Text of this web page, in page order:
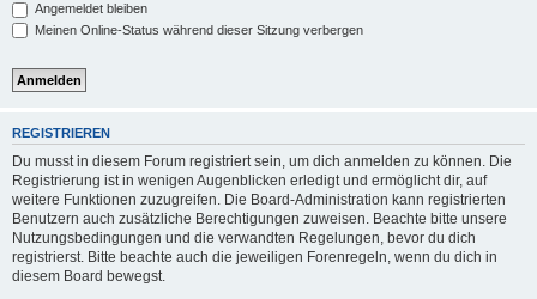
Angemeldet bleiben
Meinen Online-Status während dieser Sitzung verbergen
REGISTRIEREN
Du musst in diesem Forum registriert sein, um dich anmelden zu können. Die
Registrierung ist in wenigen Augenblicken erledigt und ermöglicht dir, auf
weitere Funktionen zuzugreifen. Die Board-Administration kann registrierten
Benutzern auch zusätzliche Berechtigungen zuweisen. Beachte bitte unsere
Nutzungsbedingungen und die verwandten Regelungen, bevor du dich
registrierst. Bitte beachte auch die jeweiligen Forenregeln, wenn du dich in
diesem Board bewegst.